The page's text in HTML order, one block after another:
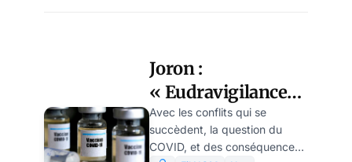
Joron :
« Eudravigilance
compte 12.000
décès signalés du
Avec les conflits qui se
succèdent, la question du
COVID, et des conséquences